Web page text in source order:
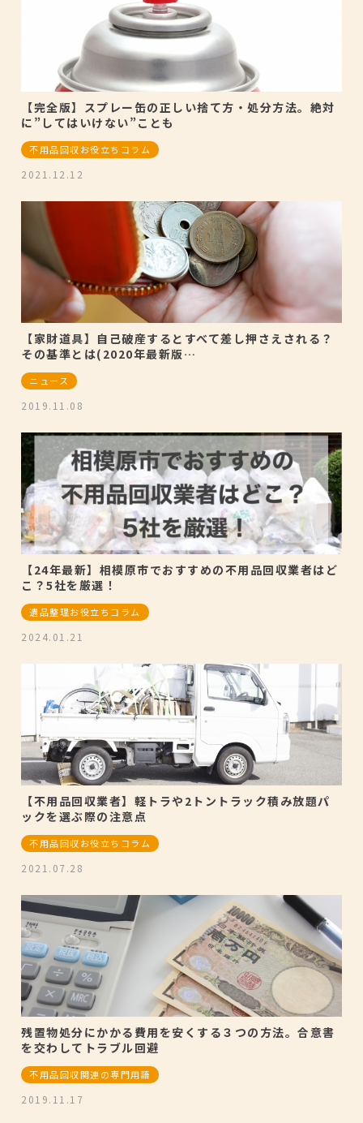
【完全版】スプレー缶の正しい捨て方・処分方法。絶対
に”してはいけない”ことも
不用品回収お役立ちコラム
2021.12.12
【家財道具】自己破産するとすべて差し押さえされる？
その基準とは(2020年最新版…
ニュース
2019.11.08
【24年最新】相模原市でおすすめの不用品回収業者はど
こ？5社を厳選！
遺品整理お役立ちコラム
2024.01.21
【不用品回収業者】軽トラや2トントラック積み放題パ
ックを選ぶ際の注意点
不用品回収お役立ちコラム
2021.07.28
残置物処分にかかる費用を安くする３つの方法。合意書
を交わしてトラブル回避
不用品回収関連の専門用語
2019.11.17